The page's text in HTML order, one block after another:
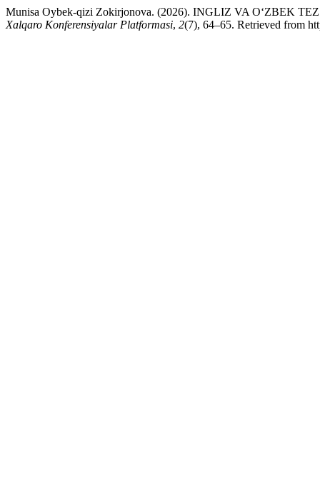
Munisa Oybek-qizi Zokirjonova. (2026). INGLIZ VA OʻZBEK
Xalqaro Konferensiyalar Platformasi, 2(7), 64–65. Retrieved from